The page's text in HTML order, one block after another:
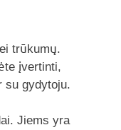
trūkumų.
įvertinti,
su gydytoju.
Jiems yra